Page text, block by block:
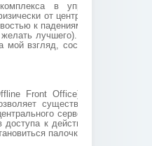
в управлении сетью
от центрального сервера
к падениям на выделенных
лучшего). На сегодняшний
мой взгляд, состоит она из двух
Front Office), работающих с
существенно уменьшить
сервера БД. Сами же
к действиям кассиров, и
палочкой выручалочкой